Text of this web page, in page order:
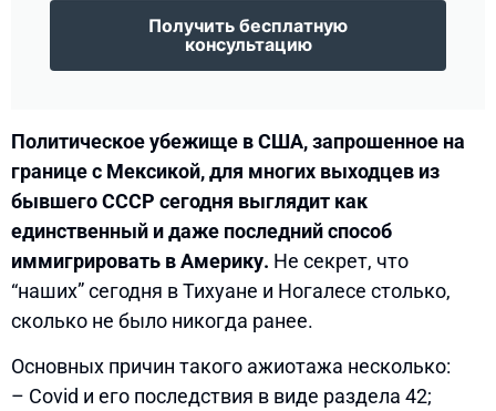
Получить бесплатную
консультацию
Политическое убежище в США, запрошенное на
границе с Мексикой, для многих выходцев из
бывшего СССР сегодня выглядит как
единственный и даже последний способ
иммигрировать в Америку. Не секрет, что
“наших” сегодня в Тихуане и Ногалесе столько,
сколько не было никогда ранее.
Основных причин такого ажиотажа несколько:
– Covid и его последствия в виде раздела 42;